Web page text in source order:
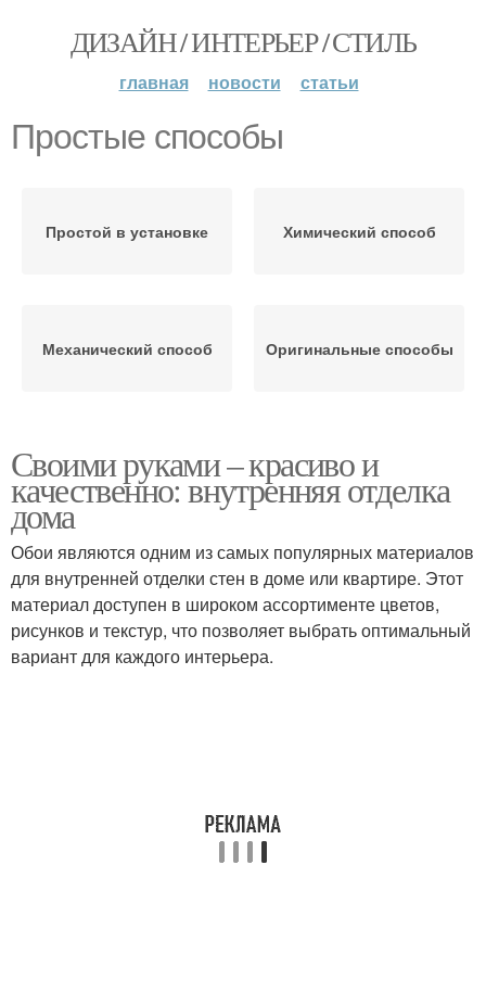
ДИЗАЙН / ИНТЕРЬЕР / СТИЛЬ
главная новости статьи
Простые способы
Простой в установке Химический способ
Механический способ Оригинальные способы
Своими руками – красиво и
качественно: внутренняя отделка
дома
Обои являются одним из самых популярных материалов
для внутренней отделки стен в доме или квартире. Этот
материал доступен в широком ассортименте цветов,
рисунков и текстур, что позволяет выбрать оптимальный
вариант для каждого интерьера.